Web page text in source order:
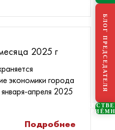
2025 г
экономики города
апреля 2025
Подробнее
БЛОГ ПРЕДСЕДАТЕЛЯ